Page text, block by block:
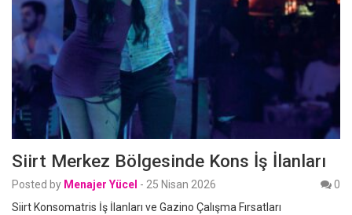
Siirt Merkez Bölgesinde Kons İş İlanları
Posted by Menajer Yücel - 25 Nisan 2026
0
Siirt Konsomatris İş İlanları ve Gazino Çalışma Fırsatları